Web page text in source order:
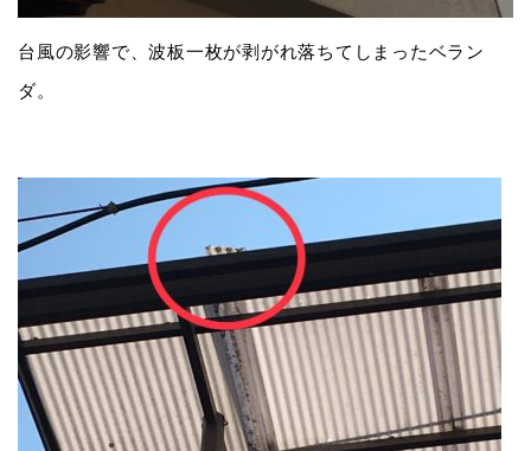
台風の影響で、波板一枚が剥がれ落ちてしまったベラン
ダ。